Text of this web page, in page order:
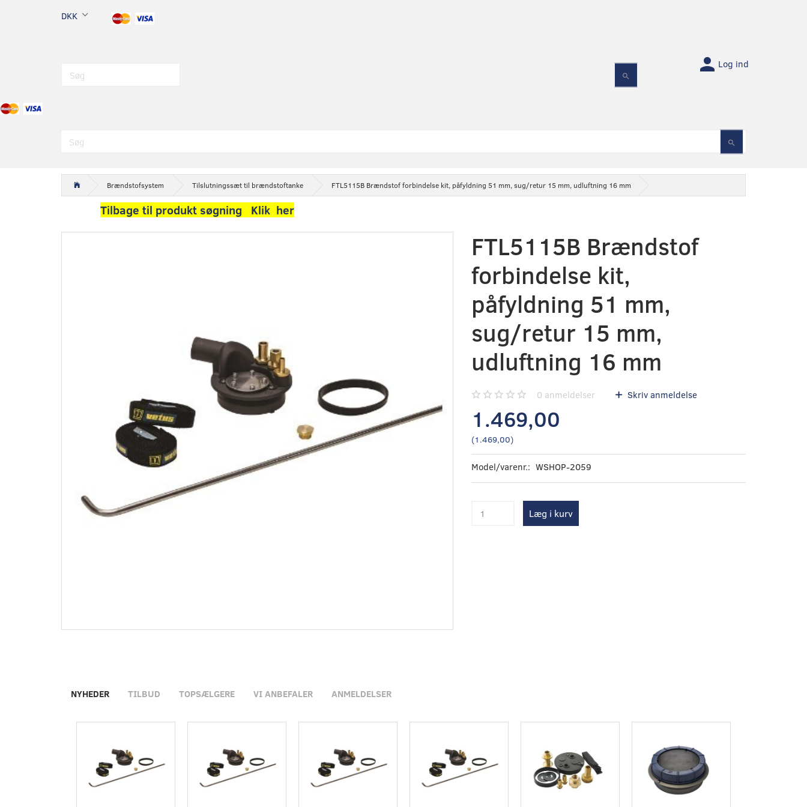
DKK
Log ind
Brændstofsystem Tilslutningssæt til brændstoftanke FTL5115B Brændstof forbindelse kit, påfyldning 51 mm, sug/retur 15 mm, udluftning 16 mm
Tilbage til produkt søgning Klik her
FTL5115B Brændstof
forbindelse kit,
påfyldning 51 mm,
sug/retur 15 mm,
udluftning 16 mm
0 anmeldelser Skriv anmeldelse
1.469,00
(1.469,00)
Model/varenr.: WSHOP-2059
Læg i kurv
NYHEDER TILBUD TOPSÆLGERE VI ANBEFALER ANMELDELSER